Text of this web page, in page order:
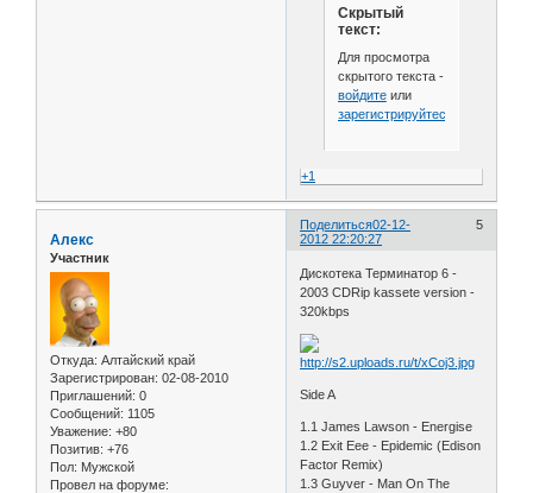
Скрытый
текст:
Для просмотра
скрытого текста -
войдитеили
зарегистрируйтесь
+1
Поделиться 5
02-12-
2012 22:20:27
Алекс
Участник
Откуда: Алтайский край
Зарегистрирован: 02-08-2010
Приглашений: 0
Сообщений: 1105
Уважение: +80
Позитив: +76
Пол: Мужской
Провел на форуме:
Дискотека Терминатор 6 -
2003 CDRip kassete version -
320kbps
Side A
1.1 James Lawson - Energise
1.2 Exit Eee - Epidemic (Edison
Factor Remix)
1.3 Guyver - Man On The